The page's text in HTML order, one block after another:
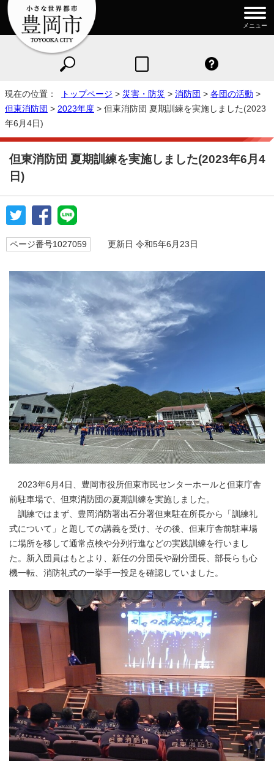
メニュー
現在の位置： トップページ > 災害・防災 > 消防団 > 各団の活動 >
但東消防団 > 2023年度 > 但東消防団 夏期訓練を実施しました(2023
年6月4日)
但東消防団 夏期訓練を実施しました(2023年6月4
日)
ページ番号1027059 更新日 令和5年6月23日
2023年6月4日、豊岡市役所但東市民センターホールと但東庁舎
前駐車場で、但東消防団の夏期訓練を実施しました。
訓練ではまず、豊岡消防署出石分署但東駐在所長から「訓練礼
式について」と題しての講義を受け、その後、但東庁舎前駐車場
に場所を移して通常点検や分列行進などの実践訓練を行いまし
た。新入団員はもとより、新任の分団長や副分団長、部長らも心
機一転、消防礼式の一挙手一投足を確認していました。